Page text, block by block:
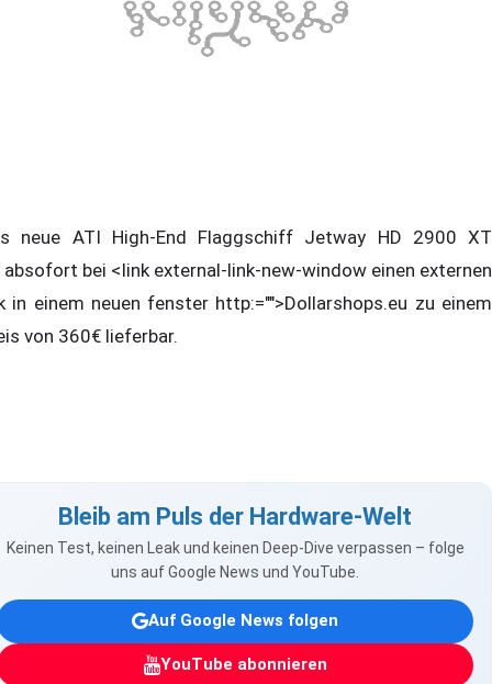
neue ATI High-End Flaggschiff Jetway HD 2900 XT
bei <link external-link-new-window einen externen
in einem neuen fenster http:="">Dollarshops.eu zu einem
von 360€ lieferbar.
Bleib am Puls der Hardware-Welt
Keinen Test, keinen Leak und keinen Deep-Dive verpassen – folge
uns auf Google News und YouTube.
Auf Google News folgen
YouTube abonnieren